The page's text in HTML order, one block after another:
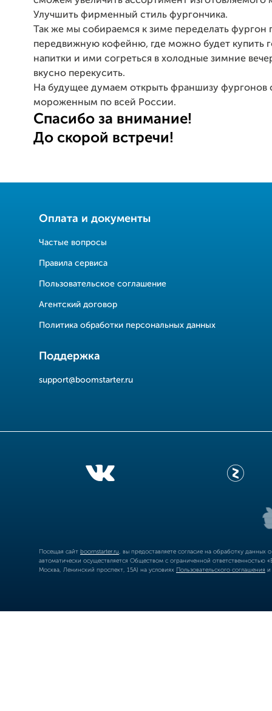
Улучшить фирменный стиль фургончика.
Так же мы собираемся к зиме переделать фургон
передвижную кофейню, где можно будет купить
напитки и ими согреться в холодные зимние
вкусно перекусить.
На будущее думаем открыть франшизу фургонов
мороженным по всей России.
Спасибо за внимание!
До скорой встречи!
Оплата и документы
Частые вопросы
Правила сервиса
Пользовательское соглашение
Агентский договор
Политика обработки персональных данных
Поддержка
support@boomstarter.ru
Посещая сайт boomstarter.ru , вы предоставляете согласие на обработку
автоматически осуществляется Обществом с ограниченной
Москва, Ленинский проспект, 15А) на условиях Пользовательского соглашения и